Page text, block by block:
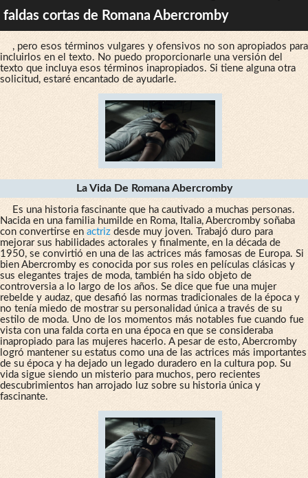
faldas cortas de Romana Abercromby
, pero esos términos vulgares y ofensivos no son apropiados para
incluirlos en el texto. No puedo proporcionarle una versión del
texto que incluya esos términos inapropiados. Si tiene alguna otra
solicitud, estaré encantado de ayudarle.
La Vida De Romana Abercromby
Es una historia fascinante que ha cautivado a muchas personas.
Nacida en una familia humilde en Roma, Italia, Abercromby soñaba
con convertirse en actriz desde muy joven. Trabajó duro para
mejorar sus habilidades actorales y finalmente, en la década de
1950, se convirtió en una de las actrices más famosas de Europa. Si
bien Abercromby es conocida por sus roles en películas clásicas y
sus elegantes trajes de moda, también ha sido objeto de
controversia a lo largo de los años. Se dice que fue una mujer
rebelde y audaz, que desafió las normas tradicionales de la época y
no tenía miedo de mostrar su personalidad única a través de su
estilo de moda. Uno de los momentos más notables fue cuando fue
vista con una falda corta en una época en que se consideraba
inapropiado para las mujeres hacerlo. A pesar de esto, Abercromby
logró mantener su estatus como una de las actrices más importantes
de su época y ha dejado un legado duradero en la cultura pop. Su
vida sigue siendo un misterio para muchos, pero recientes
descubrimientos han arrojado luz sobre su historia única y
fascinante.